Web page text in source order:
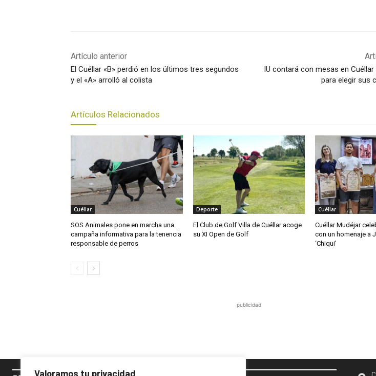
Valoramos tu privacidad
Artículo anterior
El Cuéllar «B» perdió en los últimos tres segundos
y el «A» arrolló al colista
IU contará con mesas en Cuéllar
para elegir sus
Artículos Relacionados
Cuéllar
SOS Animales pone en marcha una
campaña informativa para la tenencia
responsable de perros
Deporte
El Club de Golf Villa de Cuéllar acoge
su XI Open de Golf
Cuéllar
Cuéllar Mudéjar
con un homenaje a
‘Chiqui’
publicidad